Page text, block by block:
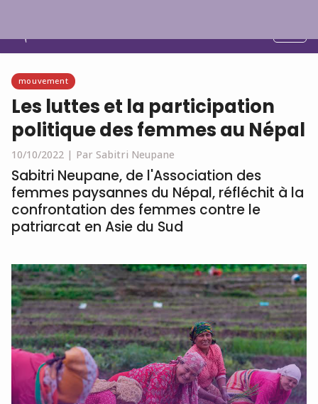
mouvement
Les luttes et la participation
politique des femmes au Népal
10/10/2022 | Par Sabitri Neupane
Sabitri Neupane, de l'Association des
femmes paysannes du Népal, réfléchit à la
confrontation des femmes contre le
patriarcat en Asie du Sud